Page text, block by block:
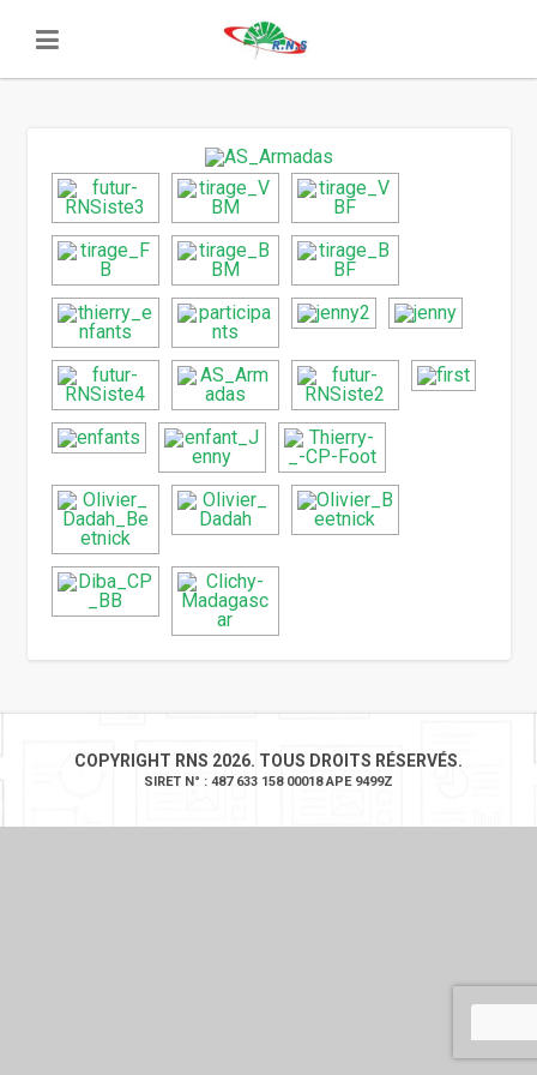
COPYRIGHT RNS 2026. TOUS DROITS RÉSERVÉS.
SIRET N° : 487 633 158 00018 APE 9499Z